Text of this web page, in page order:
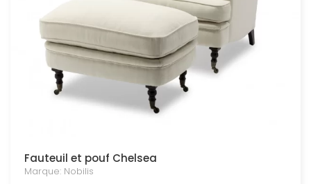
Fauteuil et pouf Chelsea
Marque: Nobilis